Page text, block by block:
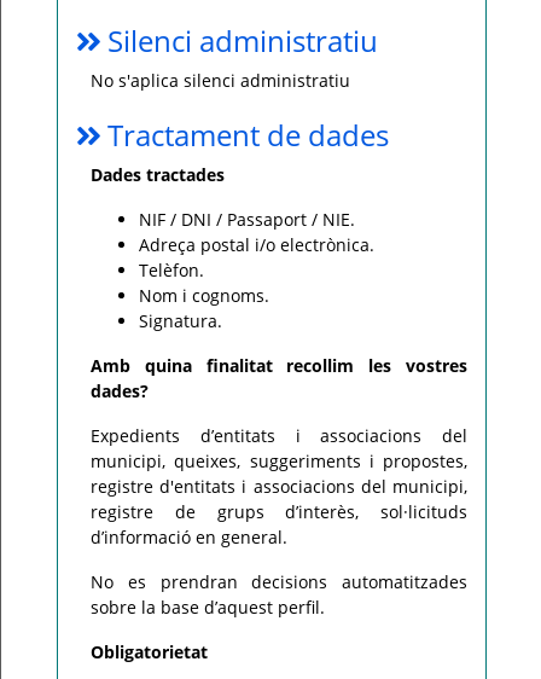
Silenci administratiu
No s'aplica silenci administratiu
Tractament de dades
Dades tractades
NIF / DNI / Passaport / NIE.
Adreça postal i/o electrònica.
Telèfon.
Nom i cognoms.
Signatura.
Amb quina finalitat recollim les vostres
dades?
Expedients d’entitats i associacions del
municipi, queixes, suggeriments i propostes,
registre d'entitats i associacions del municipi,
registre de grups d’interès, sol·licituds
d’informació en general.
No es prendran decisions automatitzades
sobre la base d’aquest perfil.
Obligatorietat